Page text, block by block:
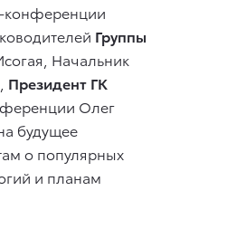
конференции
Группы
Начальник
Президент ГК
Олег
будущее
о популярных
и планам